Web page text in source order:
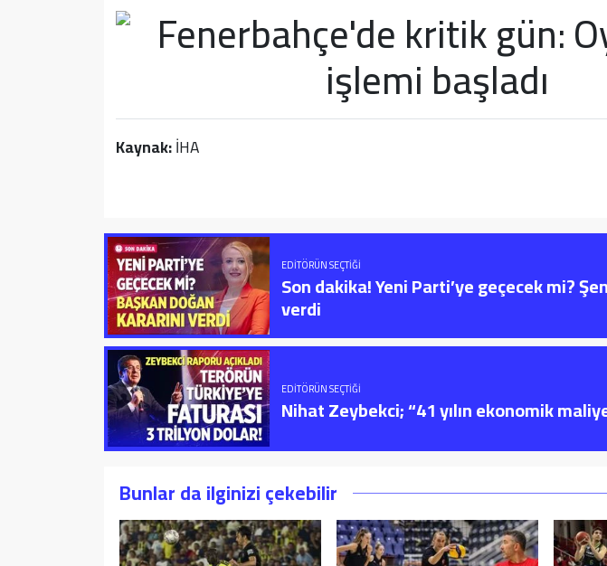
Kaynak:İHA
EDITÖRÜN SEÇTIĞI
Son dakika! Yeni Parti’ye geçecek mi?
verdi
EDITÖRÜN SEÇTIĞI
Nihat Zeybekci; “41 yılın ekonomik
Bunlar da ilginizi çekebilir